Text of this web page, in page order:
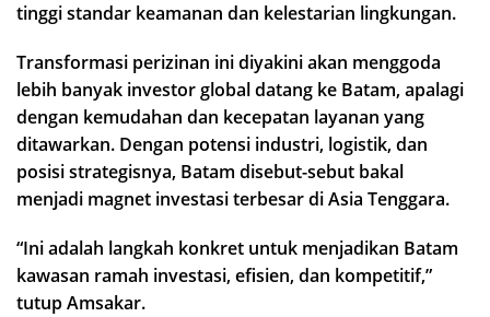
tinggi standar keamanan dan kelestarian lingkungan.
Transformasi perizinan ini diyakini akan menggoda
lebih banyak investor global datang ke Batam, apalagi
dengan kemudahan dan kecepatan layanan yang
ditawarkan. Dengan potensi industri, logistik, dan
posisi strategisnya, Batam disebut-sebut bakal
menjadi magnet investasi terbesar di Asia Tenggara.
“Ini adalah langkah konkret untuk menjadikan Batam
kawasan ramah investasi, efisien, dan kompetitif,”
tutup Amsakar.